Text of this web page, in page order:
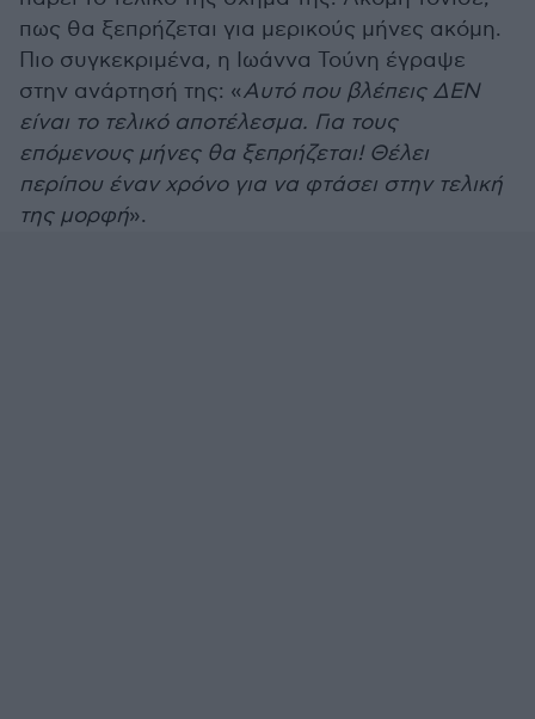
πως θα ξεπρήζεται για μερικούς μήνες ακόμη.
Πιο συγκεκριμένα, η Ιωάννα Τούνη έγραψε
στην ανάρτησή της: «Αυτό που βλέπεις ΔΕΝ
είναι το τελικό αποτέλεσμα. Για τους
επόμενους μήνες θα ξεπρήζεται! Θέλει
περίπου έναν χρόνο για να φτάσει στην τελική
της μορφή».